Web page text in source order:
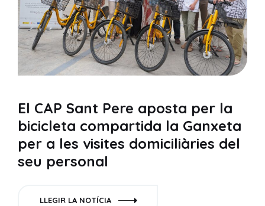
El CAP Sant Pere aposta per la
bicicleta compartida la Ganxeta
per a les visites domiciliàries del
seu personal
LLEGIR LA NOTÍCIA